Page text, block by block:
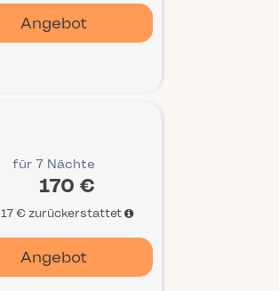
Angebot
für 7 Nächte
170 €
17 € zurückerstattet
Angebot